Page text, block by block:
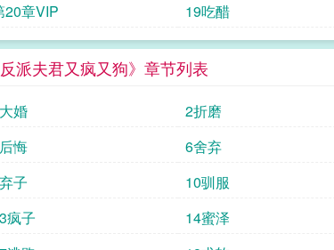
商云珠仍高烧不退，不省人事
不过是为了气死他那德不配位
美人，逐鹿中原，君临天下。待
人。 反派夫君又疯又狗
20章VIP
19吃醋
反派夫君又疯又狗》章节列表
婚 2折磨
悔
6舍弃
子
10驯服
疯子
14蜜泽